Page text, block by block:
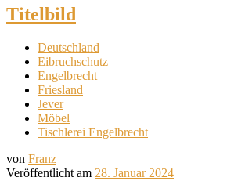
Titelbild
Deutschland
Eibruchschutz
Engelbrecht
Friesland
Jever
Möbel
Tischlerei Engelbrecht
von Franz
Veröffentlicht am 28. Januar 2024